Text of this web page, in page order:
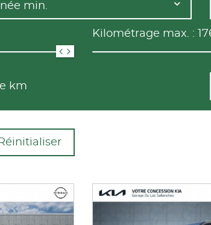
min.
Kilométrage max. :
km
Réinitialiser